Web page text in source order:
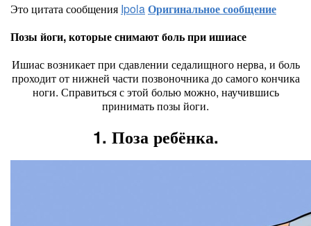
Это цитата сообщения IpolaОригинальное сообщение
Позы йоги, которые снимают боль при ишиасе
Ишиас возникает при сдавлении седалищного нерва, и боль
проходит от нижней части позвоночника до самого кончика
ноги. Справиться с этой болью можно, научившись
принимать позы йоги.
1. Поза ребёнка.